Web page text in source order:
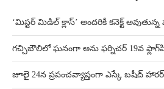
‘మిస్టర్ మిడిల్ క్లాస్’ అందరికీ కనెక్ట్
గచ్చిబౌలిలో ఘనంగా అను ఫర్నిచర్ 19వ
జూలై 24న ప్రపంచవ్యాప్తంగా ఎస్కే బషీద్‌